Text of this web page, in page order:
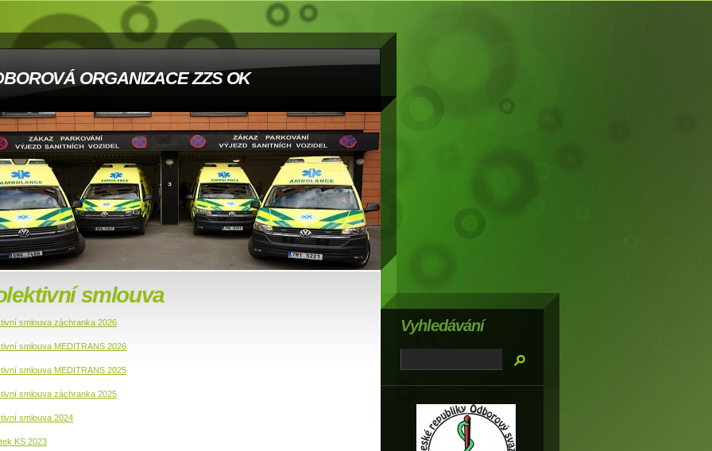
ORGANIZACE ZZS OK
smlouva
smlouva záchranka 2026
smlouva MEDITRANS 2026
smlouva MEDITRANS 2025
smlouva záchranka 2025
smlouva 2024
KS 2023
Vyhledávání